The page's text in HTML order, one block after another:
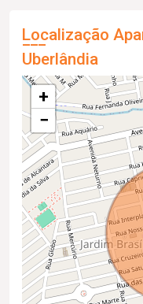
Localização
Uberlândia
+
−